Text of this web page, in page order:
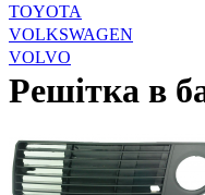
TOYOTA
VOLKSWAGEN
VOLVO
Решітка в